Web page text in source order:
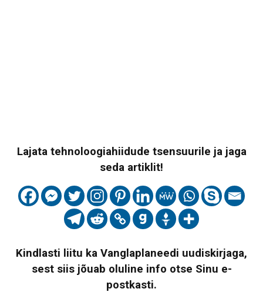
Lajata tehnoloogiahiidude tsensuurile ja jaga
seda artiklit!
Kindlasti liitu ka Vanglaplaneedi uudiskirjaga,
sest siis jõuab oluline info otse Sinu e-
postkasti.